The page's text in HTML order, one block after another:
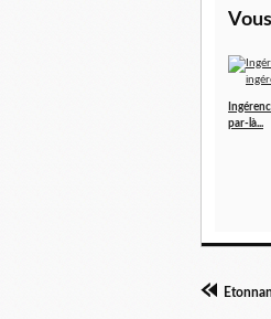
par-là...